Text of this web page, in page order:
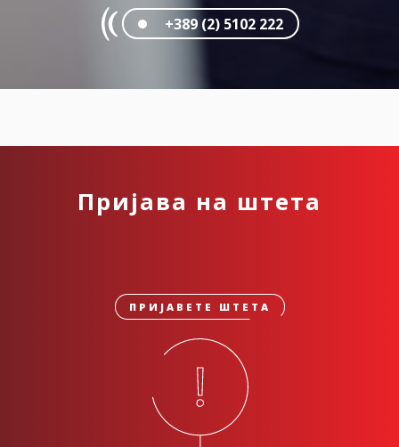
+389 (2) 5102 222
Пријава на штета
ПРИЈАВЕТЕ ШТЕТА